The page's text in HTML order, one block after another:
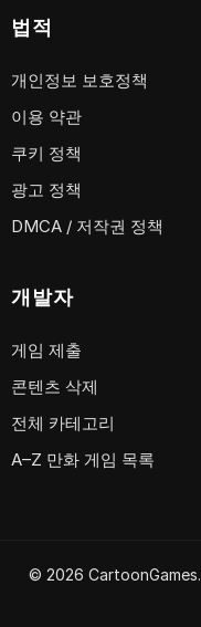
법적
개인정보 보호정책
이용 약관
쿠키 정책
광고 정책
DMCA / 저작권 정책
개발자
게임 제출
콘텐츠 삭제
전체 카테고리
A–Z 만화 게임 목록
© 2026